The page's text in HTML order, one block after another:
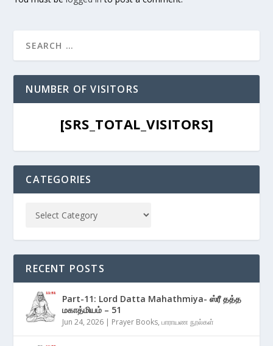
NUMBER OF VISITORS
[SRS_TOTAL_VISITORS]
CATEGORIES
RECENT POSTS
Part-11: Lord Datta Mahathmiya- ஸ்ரீ தத்த
மகாத்மியம் – 51
Jun 24, 2026 | Prayer Books,பாராயண நூல்கள்